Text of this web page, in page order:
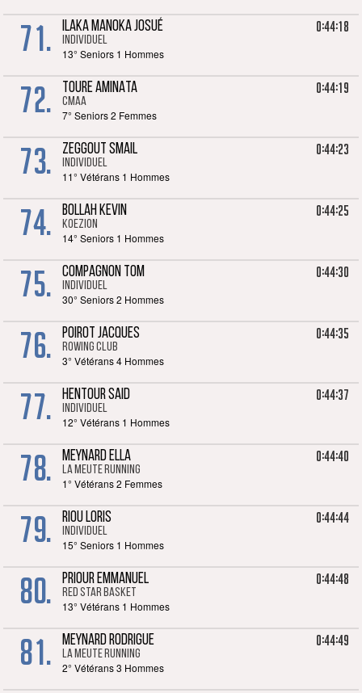
71. ILAKA MANOKA JOSUÉ
Individuel
13° Seniors 1 Hommes
0:44:18
72. TOURE AMINATA
CMAA
7° Seniors 2 Femmes
0:44:19
73. ZEGGOUT SMAIL
Individuel
11° Vétérans 1 Hommes
0:44:23
74. BOLLAH KEVIN
KOEZION
14° Seniors 1 Hommes
0:44:25
75. COMPAGNON TOM
Individuel
30° Seniors 2 Hommes
0:44:30
76. POIROT JACQUES
ROWING CLUB
3° Vétérans 4 Hommes
0:44:35
77. HENTOUR SAID
Individuel
12° Vétérans 1 Hommes
0:44:37
78. MEYNARD ELLA
La meute running
1° Vétérans 2 Femmes
0:44:40
79. RIOU LORIS
Individuel
15° Seniors 1 Hommes
0:44:44
80. PRIOUR EMMANUEL
RED STAR BASKET
13° Vétérans 1 Hommes
0:44:48
81. MEYNARD RODRIGUE
La meute running
2° Vétérans 3 Hommes
0:44:49